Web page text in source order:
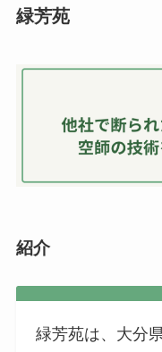
緑芳苑
紹介
緑芳苑は、大分